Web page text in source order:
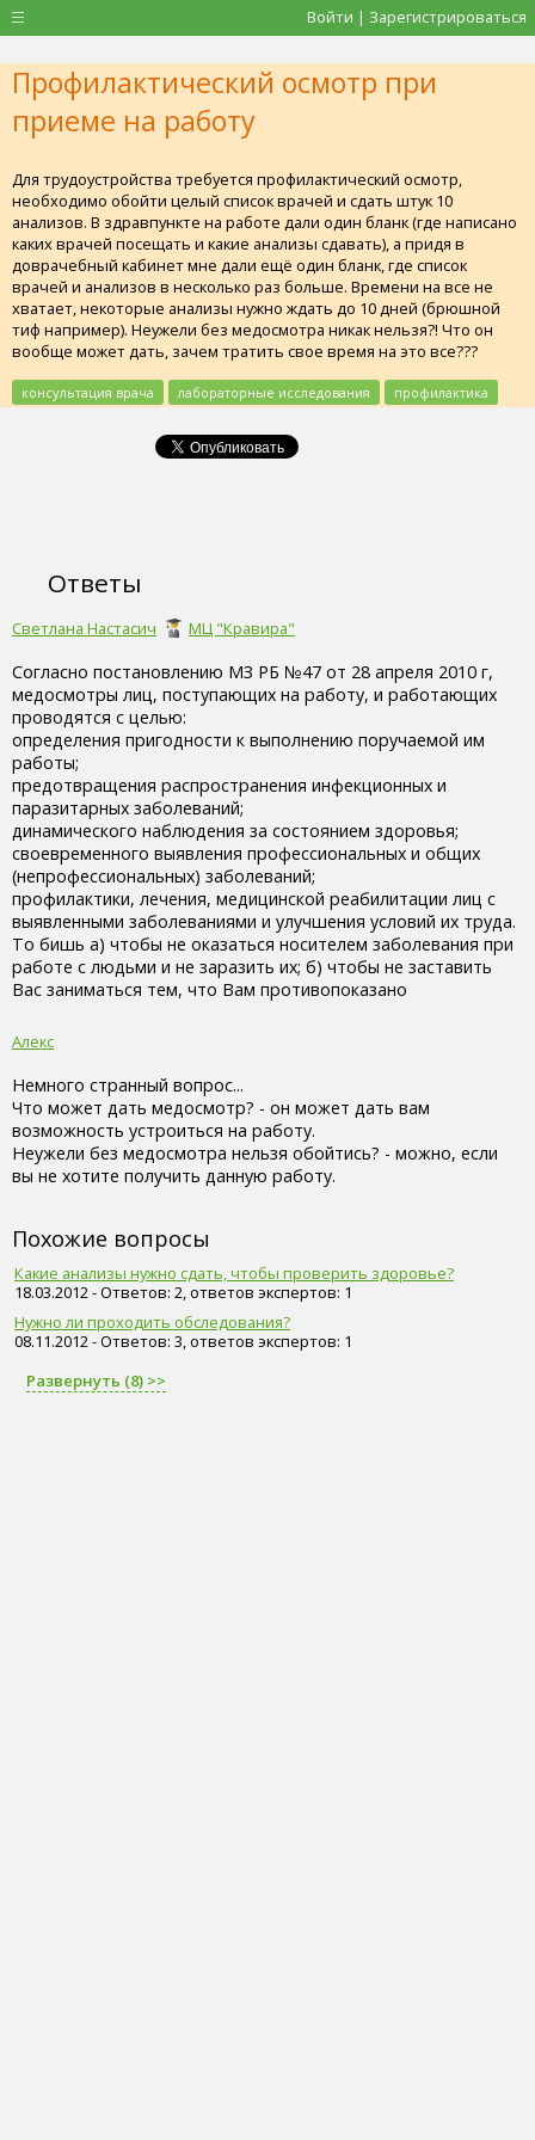
Войти | Зарегистрироваться
Профилактический осмотр при
приеме на работу
Для трудоустройства требуется профилактический осмотр,
необходимо обойти целый список врачей и сдать штук 10
анализов. В здравпункте на работе дали один бланк (где написано
каких врачей посещать и какие анализы сдавать), а придя в
доврачебный кабинет мне дали ещё один бланк, где список
врачей и анализов в несколько раз больше. Времени на все не
хватает, некоторые анализы нужно ждать до 10 дней (брюшной
тиф например). Неужели без медосмотра никак нельзя?! Что он
вообще может дать, зачем тратить свое время на это все???
консультация врача лабораторные исследования профилактика
Ответы
Светлана Настасич МЦ "Кравира"
Согласно постановлению МЗ РБ №47 от 28 апреля 2010 г,
медосмотры лиц, поступающих на работу, и работающих
проводятся с целью:
определения пригодности к выполнению поручаемой им
работы;
предотвращения распространения инфекционных и
паразитарных заболеваний;
динамического наблюдения за состоянием здоровья;
своевременного выявления профессиональных и общих
(непрофессиональных) заболеваний;
профилактики, лечения, медицинской реабилитации лиц с
выявленными заболеваниями и улучшения условий их труда.
То бишь а) чтобы не оказаться носителем заболевания при
работе с людьми и не заразить их; б) чтобы не заставить
Вас заниматься тем, что Вам противопоказано
Алекс
Немного странный вопрос...
Что может дать медосмотр? - он может дать вам
возможность устроиться на работу.
Неужели без медосмотра нельзя обойтись? - можно, если
вы не хотите получить данную работу.
Похожие вопросы
Какие анализы нужно сдать, чтобы проверить здоровье?
18.03.2012 - Ответов: 2, ответов экспертов: 1
Нужно ли проходить обследования?
08.11.2012 - Ответов: 3, ответов экспертов: 1
Развернуть (8) >>